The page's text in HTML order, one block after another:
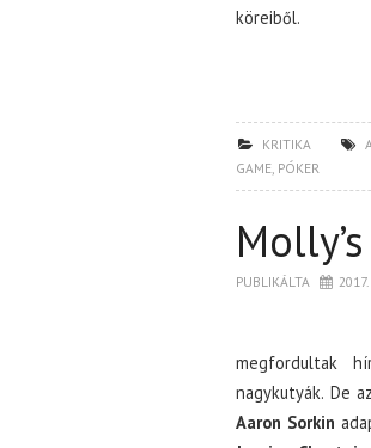
köreiből.
KRITIKA
GAME, PÓKER
PUBLIKÁLTA
megfordultak
nagykutyák. De
Aaron Sorkin